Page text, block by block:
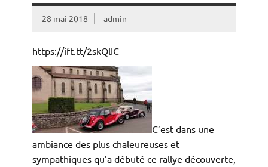
28 mai 2018 admin
https://ift.tt/2skQlIC
C’est dans une
ambiance des plus chaleureuses et
sympathiques qu’a débuté ce rallye découverte,